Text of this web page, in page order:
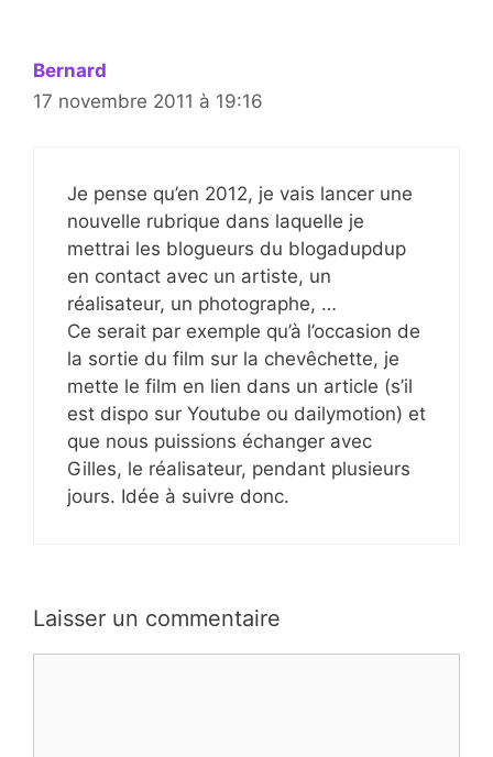
Bernard
17 novembre 2011 à 19:16
Je pense qu’en 2012, je vais lancer une
nouvelle rubrique dans laquelle je
mettrai les blogueurs du blogadupdup
en contact avec un artiste, un
réalisateur, un photographe, …
Ce serait par exemple qu’à l’occasion de
la sortie du film sur la chevêchette, je
mette le film en lien dans un article (s’il
est dispo sur Youtube ou dailymotion) et
que nous puissions échanger avec
Gilles, le réalisateur, pendant plusieurs
jours. Idée à suivre donc.
Laisser un commentaire